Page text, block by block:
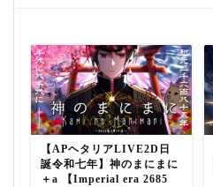
【APヘタリアLIVE2D日
誕令和七年】神のまにまに
＋a 【Imperial era 2685